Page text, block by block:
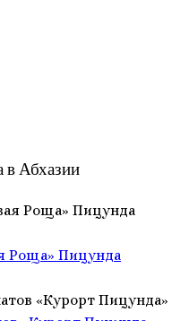
Абхазии
Роща» Пицунда